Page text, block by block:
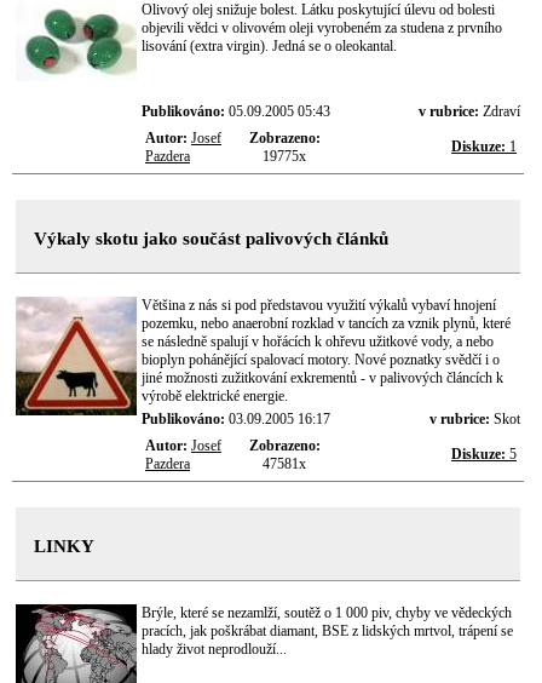
Olivový olej snižuje bolest. Látku poskytující úlevu od bolesti
objevili vědci v olivovém oleji vyrobeném za studena z prvního
lisování (extra virgin). Jedná se o oleokantal.
Publikováno: 05.09.2005 05:43 v rubrice: Zdraví
Autor: Josef
Pazdera
Zobrazeno:
19775x
Diskuze: 1
Výkaly skotu jako součást palivových článků
Většina z nás si pod představou využití výkalů vybaví hnojení
pozemku, nebo anaerobní rozklad v tancích za vznik plynů, které
se následně spalují v hořácích k ohřevu užitkové vody, a nebo
bioplyn pohánějící spalovací motory. Nové poznatky svědčí i o
jiné možnosti zužitkování exkrementů - v palivových článcích k
výrobě elektrické energie.
Publikováno: 03.09.2005 16:17 v rubrice: Skot
Autor: Josef
Pazdera
Zobrazeno:
47581x
Diskuze: 5
LINKY
Brýle, které se nezamlží, soutěž o 1 000 piv, chyby ve vědeckých
pracích, jak poškrábat diamant, BSE z lidských mrtvol, trápení se
hlady život neprodlouží...